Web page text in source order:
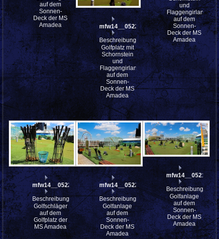
auf dem
Sonnen-
Deck der MS
Amadea
mfw14__052213
Beschreibung:
Golfplatz mit
Schornstein
und
Flaggengirlande
auf dem
Sonnen-
Deck der MS
Amadea
und
Flaggengirlande
auf dem
Sonnen-
Deck der MS
Amadea
mfw14__052204
Beschreibung:
Golfschläger
auf dem
Golfplatz der
MS Amadea
mfw14__052203
Beschreibung:
Golfanlage
auf dem
Sonnen-
Deck der MS
Amadea
mfw14__052190st
Beschreibung:
Golfanlage
auf dem
Sonnen-
Deck der MS
Amadea